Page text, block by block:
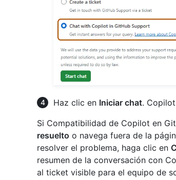
Haz clic en Iniciar chat.
Si Compatibilidad de Copilot en
resuelto o navega fuera de la
resolver el problema, haga clic en
resumen de la conversación con
al ticket visible para el equipo de